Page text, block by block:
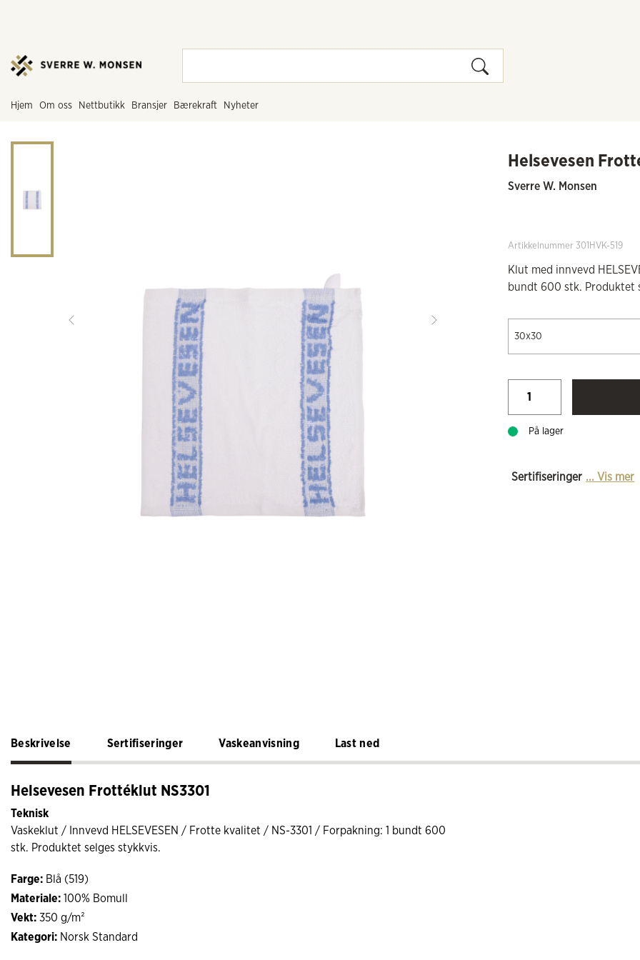
hjem om oss nettbutikk bransjer bærekraft nyheter
Helsevesen
Sverre W. Monsen
Artikkelnummer 301HVK-519
Klut med innvevd
bundt 600 stk. Produktet
30x30
På lager
Sertifiseringer ... Vis mer
Beskrivelse Sertifiseringer Vaskeanvisning Last ned
Helsevesen Frottéklut NS3301
Teknisk
Vaskeklut / Innvevd HELSEVESEN / Frotte kvalitet / NS-3301 / Forpakning: 1 bundt 600
stk. Produktet selges stykkvis.
Farge: Blå (519)
Materiale: 100% Bomull
Vekt: 350 g/m²
Kategori: Norsk Standard